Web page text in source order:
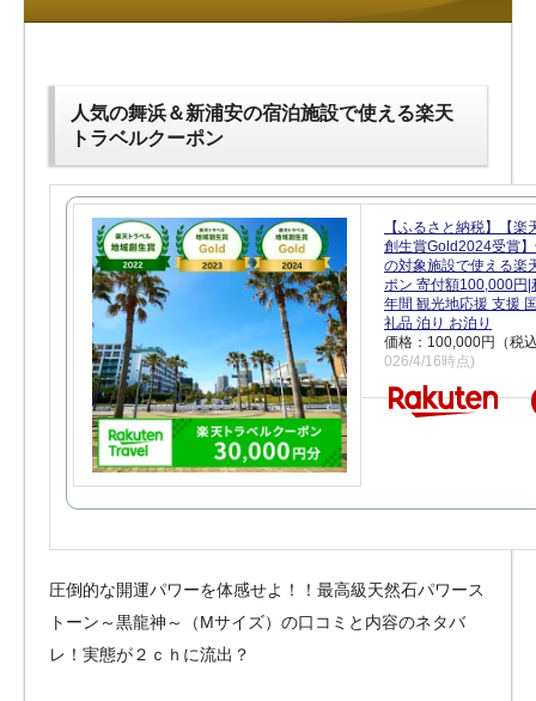
人気の舞浜＆新浦安の宿泊施設で使える楽天
トラベルクーポン
【ふるさと納税】【楽
創生賞Gold2024受賞
の対象施設で使える楽
ポン 寄付額100,000円|
年間 観光地応援 支援
礼品 泊り お泊り
価格：100,000円（税
026/4/16時点)
圧倒的な開運パワーを体感せよ！！最高級天然石パワース
トーン～黒龍神～（Mサイズ）の口コミと内容のネタバ
レ！実態が２ｃｈに流出？